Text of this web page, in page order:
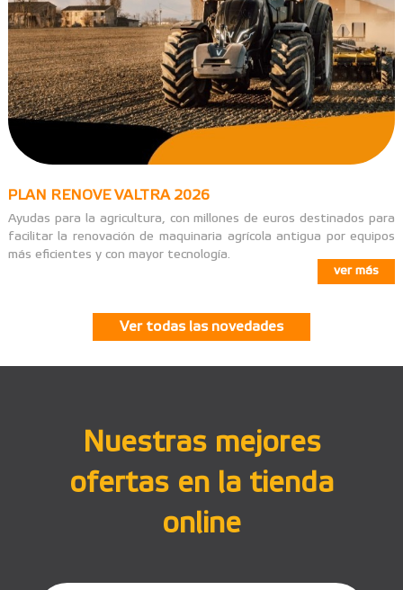
PLAN RENOVE VALTRA 2026
Ayudas para la agricultura, con millones de euros destinados para
facilitar la renovación de maquinaria agrícola antigua por equipos
más eficientes y con mayor tecnología.
ver más
Ver todas las novedades
Nuestras mejores
ofertas en la tienda
online